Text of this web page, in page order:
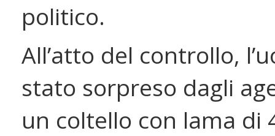
politico.
All’atto del controllo,
stato sorpreso dagli
un coltello con lama di